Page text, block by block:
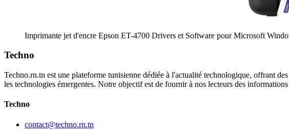
Imprimante jet d'encre Epson ET-4700 Drivers et Software pour Microsoft
Techno
Techno.rn.tn est une plateforme tunisienne dédiée à l'actualité technologique, offrant
les technologies émergentes. Notre objectif est de fournir à nos lecteurs des
Techno
contact@techno.rn.tn